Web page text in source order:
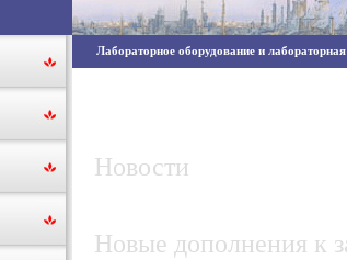
Лабораторное оборудование и
Новости
Новые дополнения к